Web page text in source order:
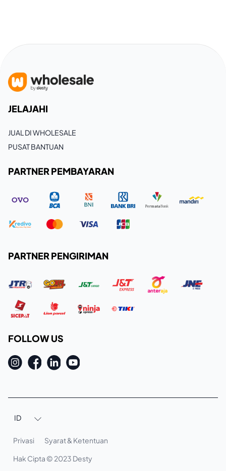
JELAJAHI
JUAL DI WHOLESALE
PUSAT BANTUAN
PARTNER PEMBAYARAN
PARTNER PENGIRIMAN
FOLLOW US
ID 
Privasi
Syarat & Ketentuan
Hak Cipta © 2023 Desty